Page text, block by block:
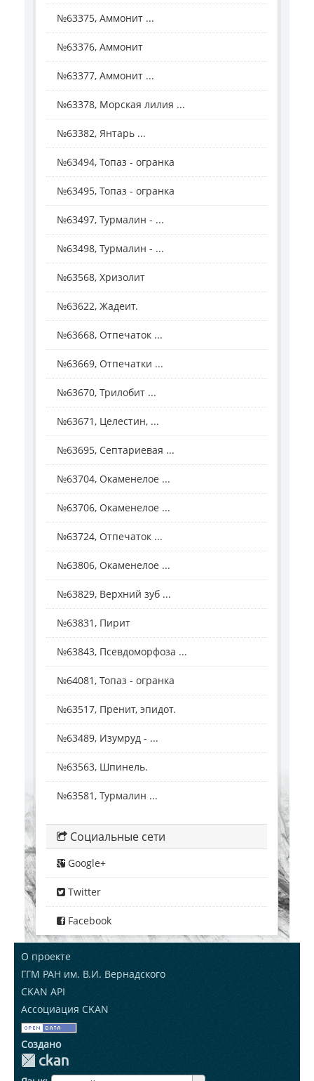
№63375, Аммонит ...
№63376, Аммонит
№63377, Аммонит ...
№63378, Морская лилия ...
№63382, Янтарь ...
№63494, Топаз - огранка
№63495, Топаз - огранка
№63497, Турмалин - ...
№63498, Турмалин - ...
№63568, Хризолит
№63622, Жадеит.
№63668, Отпечаток ...
№63669, Отпечатки ...
№63670, Трилобит ...
№63671, Целестин, ...
№63695, Септариевая ...
№63704, Окаменелое ...
№63706, Окаменелое ...
№63724, Отпечаток ...
№63806, Окаменелое ...
№63829, Верхний зуб ...
№63831, Пирит
№63843, Псевдоморфоза ...
№64081, Топаз - огранка
№63517, Пренит, эпидот.
№63489, Изумруд - ...
№63563, Шпинель.
№63581, Турмалин ...
Социальные сети
Google+
Twitter
Facebook
О проекте
ГГМ РАН им. В.И. Вернадского
CKAN API
Ассоциация CKAN
Создано